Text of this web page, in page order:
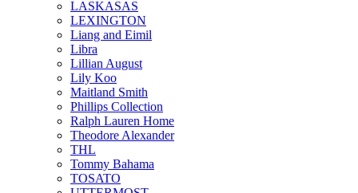
LASKASAS
LEXINGTON
Liang and Eimil
Libra
Lillian August
Lily Koo
Maitland Smith
Phillips Collection
Ralph Lauren Home
Theodore Alexander
THL
Tommy Bahama
TOSATO